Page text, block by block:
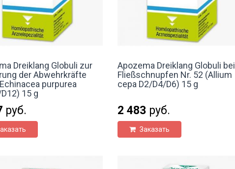
Dreiklang Globuli zur
der Abwehrkräfte
purpurea
15 g
руб.
Apozema Dreiklang Globuli bei
Fließschnupfen Nr. 52 (Allium
cepa D2/D4/D6) 15 g
2 483руб.
Заказать